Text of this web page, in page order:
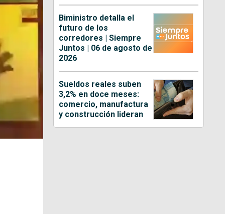
Biministro detalla el
futuro de los
corredores | Siempre
Juntos | 06 de agosto de
2026
Sueldos reales suben
3,2% en doce meses:
comercio, manufactura
y construcción lideran